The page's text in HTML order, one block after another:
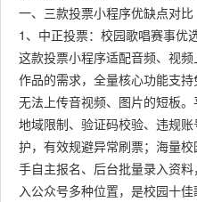
一、三款投票小程序优缺点对比
1、中正投票：校园歌唱赛事优
这款投票小程序适配音频、视
作品的需求，全量核心功能支
无法上传音视频、图片的短板
地域限制、验证码校验、违规
护，有效规避异常刷票；海量
手自主报名、后台批量录入资
入公众号多种位置，是校园十佳